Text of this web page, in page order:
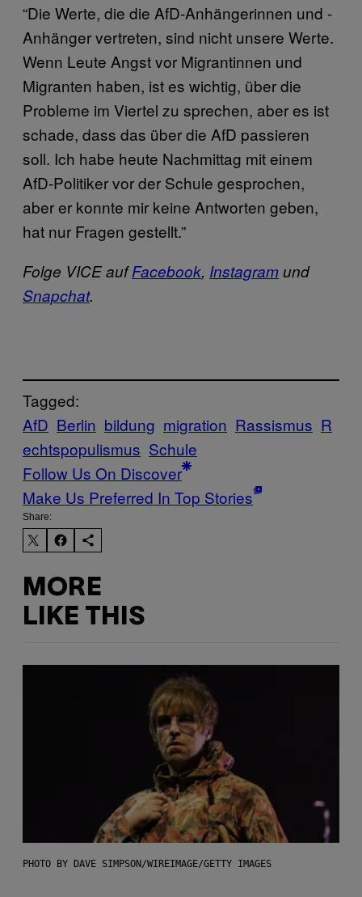
“Die Werte, die die AfD-Anhängerinnen und -
Anhänger vertreten, sind nicht unsere Werte.
Wenn Leute Angst vor Migrantinnen und
Migranten haben, ist es wichtig, über die
Probleme im Viertel zu sprechen, aber es ist
schade, dass das über die AfD passieren
soll. Ich habe heute Nachmittag mit einem
AfD-Politiker vor der Schule gesprochen,
aber er konnte mir keine Antworten geben,
hat nur Fragen gestellt.”
Folge VICE aufFacebook, Instagramund
Snapchat.
Tagged:
AfD Berlin bildung migration Rassismus R
echtspopulismus Schule
Follow Us On Discover
Make Us Preferred In Top Stories
Share:
MORE
LIKE THIS
PHOTO BY DAVE SIMPSON/WIREIMAGE/GETTY IMAGES